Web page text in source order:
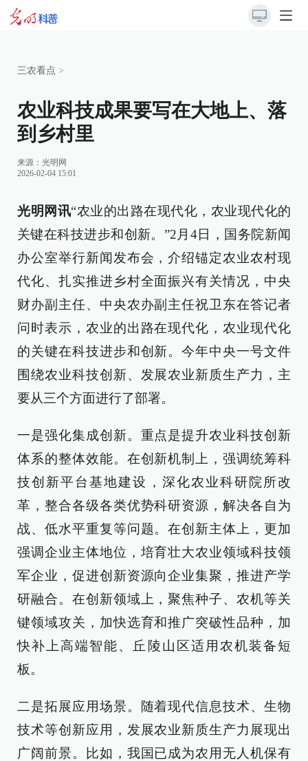
三农看点 >
农业科技成果要写在大地上、落
到乡村里
来源： 光明网
2026-02-04 15:01
光明网讯“农业的出路在现代化，农业现代化的
关键在科技进步和创新。”2月4日，国务院新闻
办公室举行新闻发布会，介绍锚定农业农村现
代化、扎实推进乡村全面振兴有关情况，中央
财办副主任、中央农办副主任祝卫东在答记者
问时表示，农业的出路在现代化，农业现代化
的关键在科技进步和创新。今年中央一号文件
围绕农业科技创新、发展农业新质生产力，主
要从三个方面进行了部署。
一是强化集成创新。重点是提升农业科技创新
体系的整体效能。在创新机制上，强调统筹科
技创新平台基地建设，深化农业科研院所改
革，整合各级各类优势科研资源，解决各自为
战、低水平重复等问题。在创新主体上，更加
强调企业主体地位，培育壮大农业领域科技领
军企业，促进创新资源向企业集聚，推进产学
研融合。在创新领域上，聚焦种子、农机等关
键领域攻关，加快选育和推广突破性品种，加
快补上高端智能、丘陵山区适用农机装备短
板。
二是拓展应用场景。随着现代信息技术、生物
技术等创新应用，发展农业新质生产力展现出
广阔前景。比如，我国已成为农用无人机保有